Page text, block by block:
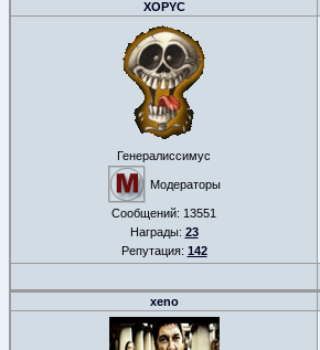
XOPYC
Генералиссимус
Модераторы
Сообщений: 13551
Награды: 23
Репутация: 142
xeno